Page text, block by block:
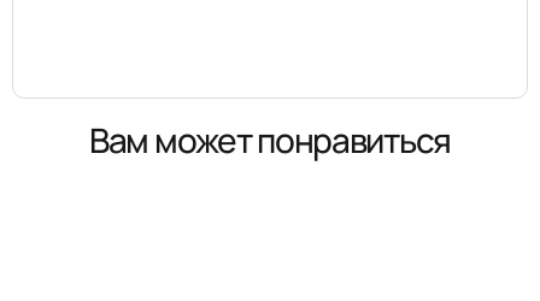
Вам может понравиться